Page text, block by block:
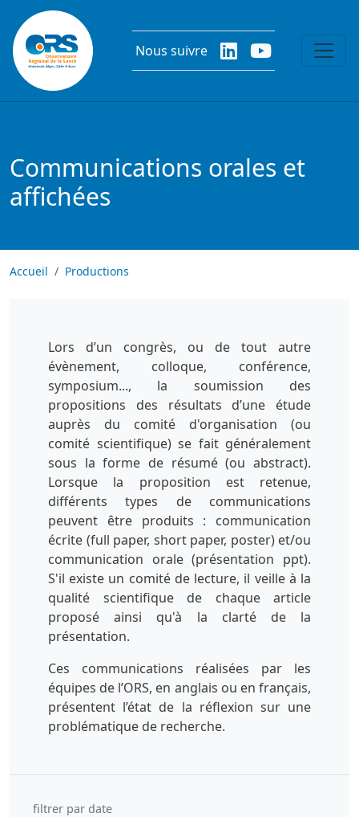
Aller au contenu principal
Nous suivre
Communications orales et
affichées
Accueil Productions
Lors d’un congrès, ou de tout autre
évènement, colloque, conférence,
symposium..., la soumission des
propositions des résultats d’une étude
auprès du comité d'organisation (ou
comité scientifique) se fait généralement
sous la forme de résumé (ou abstract).
Lorsque la proposition est retenue,
différents types de communications
peuvent être produits : communication
écrite (full paper, short paper, poster) et/ou
communication orale (présentation ppt).
S'il existe un comité de lecture, il veille à la
qualité scientifique de chaque article
proposé ainsi qu'à la clarté de la
présentation.
Ces communications réalisées par les
équipes de l’ORS, en anglais ou en français,
présentent l’état de la réflexion sur une
problématique de recherche.
filtrer par date